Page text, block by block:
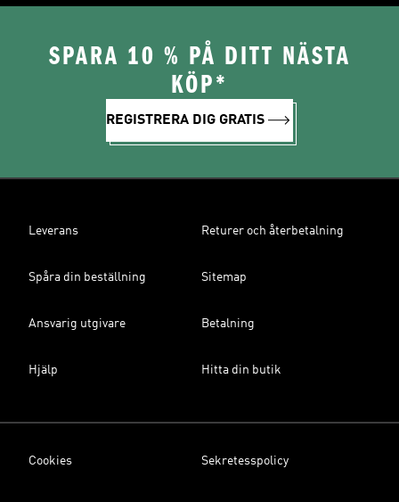
SPARA 10 % PÅ DITT NÄSTA
KÖP*
REGISTRERA DIG GRATIS
Leverans Returer och återbetalning
Spåra din beställning Sitemap
Ansvarig utgivare Betalning
Hjälp Hitta din butik
Cookies Sekretesspolicy